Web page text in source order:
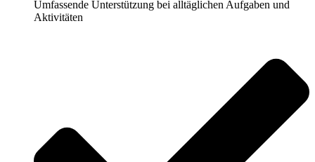
Umfassende Unterstützung bei alltäglichen Aufgaben und
Aktivitäten